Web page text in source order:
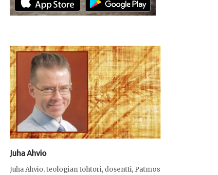
Juha Ahvio
Juha Ahvio, teologian tohtori, dosentti, Patmos